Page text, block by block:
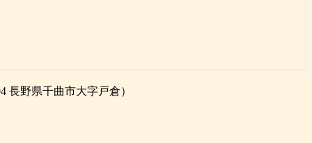
長野県千曲市大字戸倉）